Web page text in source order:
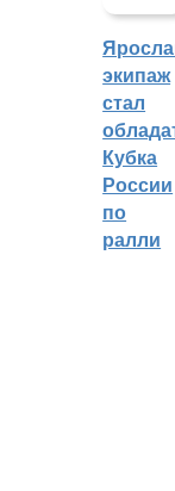
экипаж
стал
Кубка
России
по
ралли